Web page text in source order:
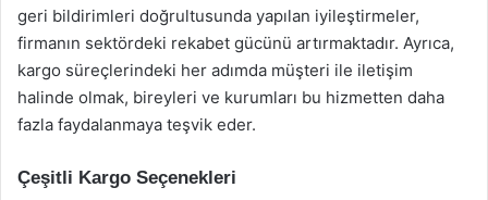
geri bildirimleri doğrultusunda yapılan iyileştirmeler,
firmanın sektördeki rekabet gücünü artırmaktadır. Ayrıca,
kargo süreçlerindeki her adımda müşteri ile iletişim
halinde olmak, bireyleri ve kurumları bu hizmetten daha
fazla faydalanmaya teşvik eder.
Çeşitli Kargo Seçenekleri